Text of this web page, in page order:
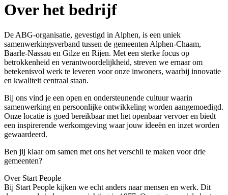
Over het bedrijf
De ABG-organisatie, gevestigd in Alphen, is een uniek
samenwerkingsverband tussen de gemeenten Alphen-Chaam,
Baarle-Nassau en Gilze en Rijen. Met een sterke focus op
betrokkenheid en verantwoordelijkheid, streven we ernaar om
betekenisvol werk te leveren voor onze inwoners, waarbij innovatie
en kwaliteit centraal staan.
Bij ons vind je een open en ondersteunende cultuur waarin
samenwerking en persoonlijke ontwikkeling worden aangemoedigd.
Onze locatie is goed bereikbaar met het openbaar vervoer en biedt
een inspirerende werkomgeving waar jouw ideeën en inzet worden
gewaardeerd.
Ben jij klaar om samen met ons het verschil te maken voor drie
gemeenten?
Over Start People
Bij Start People kijken we echt anders naar mensen en werk. Dit